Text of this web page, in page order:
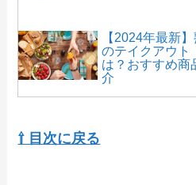
【2024年最新
のテイクアウト
は？おすすめ商
介
⇧ 目次に戻る